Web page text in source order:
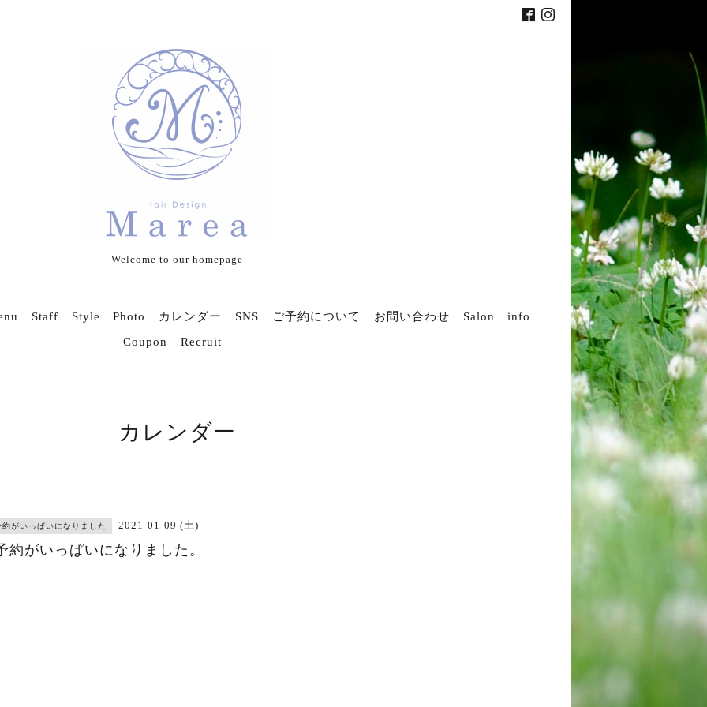
Welcome to our homepage
Staff Style Photo カレンダー SNS ご予約について お問い合わせ
Salon info
Coupon
Recruit
カレンダー
約がいっぱいになりました 2021-01-09 (土)
約がいっぱいになりました。